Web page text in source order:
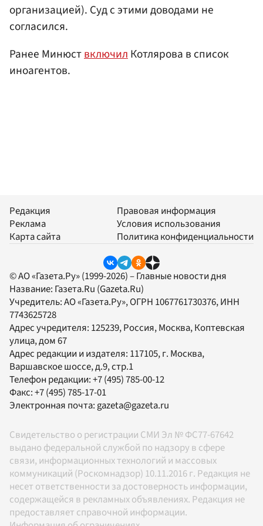
организацией). Суд с этими доводами не
согласился.
Ранее МинюствключилКотлярова в список
иноагентов.
Редакция
Реклама
Карта сайта
Правовая информация
Условия использования
Политика конфиденциальности
© АО «Газета.Ру» (1999-2026) – Главные новости дня
Название: Газета.Ru (Gazeta.Ru)
Учредитель:АО «Газета.Ру», ОГРН 1067761730376, ИНН
7743625728
Адрес учредителя: 125239, Россия, Москва, Коптевская
улица, дом 67
Адрес редакции и издателя: 117105, г. Москва,
Варшавское шоссе, д.9, стр.1
Телефон редакции:+7 (495) 785-00-12
Факс:+7 (495) 785-17-01
Электронная почта: gazeta@gazeta.ru
Свидетельство о регистрации СМИ Эл № ФС77-67642
выдано федеральной службой по надзору в сфере
связи, информационных технологий и массовых
коммуникаций (Роскомнадзор) 10.11.2016 г. Редакция не
несет ответственности за достоверность информации,
содержащейся в рекламных объявлениях. Редакция не
предоставляет справочной информации.